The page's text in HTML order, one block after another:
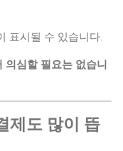
표시될 수 있습니다.
심할 필요는 없습니
제도 많이 뜹